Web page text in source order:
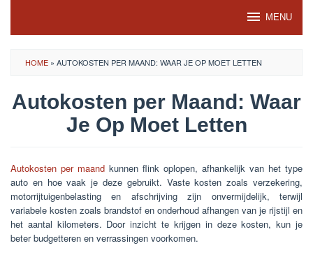
content
MENU
HOME » AUTOKOSTEN PER MAAND: WAAR JE OP MOET LETTEN
Autokosten per Maand: Waar
Je Op Moet Letten
Autokosten per maand kunnen flink oplopen, afhankelijk van het type
auto en hoe vaak je deze gebruikt. Vaste kosten zoals verzekering,
motorrijtuigenbelasting en afschrijving zijn onvermijdelijk, terwijl
variabele kosten zoals brandstof en onderhoud afhangen van je rijstijl en
het aantal kilometers. Door inzicht te krijgen in deze kosten, kun je
beter budgetteren en verrassingen voorkomen.